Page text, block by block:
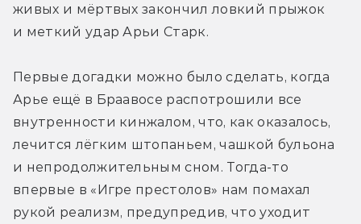
живых и мёртвых закончил ловкий прыжок
и меткий удар Арьи Старк.
Первые догадки можно было сделать, когда
Арье ещё в Браавосе распотрошили все
внутренности кинжалом, что, как оказалось,
лечится лёгким штопаньем, чашкой бульона
и непродолжительным сном. Тогда-то
впервые в «Игре престолов» нам помахал
рукой реализм, предупредив, что уходит